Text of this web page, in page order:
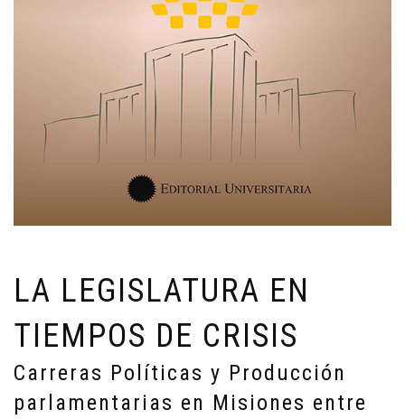
LA LEGISLATURA EN
TIEMPOS DE CRISIS
Carreras Políticas y Producción
parlamentarias en Misiones entre